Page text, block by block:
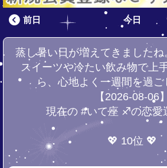
前日 今日
蒸し暑い日が増えてきましたね
スイーツや冷たい飲み物で上
ら、心地よく一週間を過ご
【2026-08-06】
現在の #いて座 ♐の恋愛
💖 10位 💖